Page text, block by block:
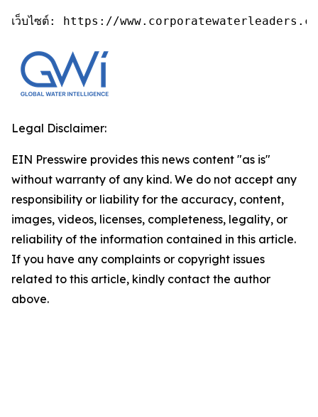
เว็บไซต์: https://
Legal Disclaimer:
EIN Presswire provides this news content "as is"
without warranty of any kind. We do not accept any
responsibility or liability for the accuracy, content,
images, videos, licenses, completeness, legality, or
reliability of the information contained in this article.
If you have any complaints or copyright issues
related to this article, kindly contact the author
above.